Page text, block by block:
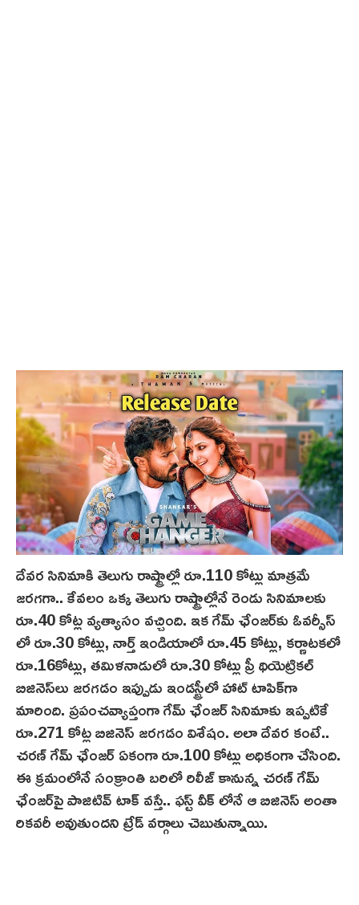
దేవర సినిమాకి తెలుగు రాష్ట్రాల్లో రూ.110 కోట్లు మాత్రమే
జరగగా.. కేవలం ఒక్క తెలుగు రాష్ట్రాల్లోనే రెండు సినిమాల‌కు
రూ.40 కోట్ల వ్యత్యాసం వచ్చింది. ఇక గేమ్ ఛేంజర్‌కు ఓవర్సీస్
లో రూ.30 కోట్లు, నార్త్ ఇండియాలో రూ.45 కోట్లు, కర్ణాటకలో
రూ.16కోట్లు, తమిళనాడులో రూ.30 కోట్లు ప్రీ థియెట్రిక‌ల్‌
బిజినెస్‌లు జరగడం ఇప్పుడు ఇండస్ట్రీలో హాట్‌ టాపిక్‌గా
మారింది. ప్రపంచవ్యాప్తంగా గేమ్ ఛేంజ‌ర్‌ సినిమాకు ఇప్పటికే
రూ.271 కోట్ల బిజినెస్ జరగడం విశేషం. అలా దేవర కంటే..
చరణ్ గేమ్ ఛేంజర్ ఏకంగా రూ.100 కోట్లు అధికంగా చేసింది.
ఈ క్రమంలోనే సంక్రాంతి బరిలో రిలీజ్ కానున్న చ‌ర‌ణ్ గేమ్
ఛేంజ‌ర్‌పై పాజిటివ్ టాక్ వస్తే.. ఫస్ట్ వీక్ లోనే ఆ బిజినెస్ అంతా
రికవరీ అవుతుందని ట్రేడ్ వర్గాలు చెబుతున్నాయి.